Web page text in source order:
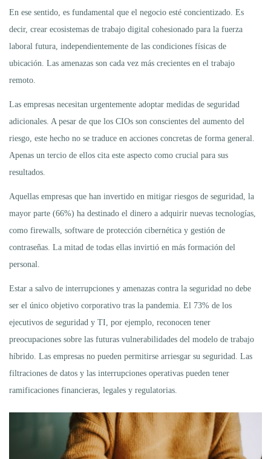
En ese sentido, es fundamental que el negocio esté concientizado. Es
decir, crear ecosistemas de trabajo digital cohesionado para la fuerza
laboral futura, independientemente de las condiciones físicas de
ubicación. Las amenazas son cada vez más crecientes en el trabajo
remoto.
Las empresas necesitan urgentemente adoptar medidas de seguridad
adicionales. A pesar de que los CIOs son conscientes del aumento del
riesgo, este hecho no se traduce en acciones concretas de forma general.
Apenas un tercio de ellos cita este aspecto como crucial para sus
resultados.
Aquellas empresas que han invertido en mitigar riesgos de seguridad, la
mayor parte (66%) ha destinado el dinero a adquirir nuevas tecnologías,
como firewalls, software de protección cibernética y gestión de
contraseñas. La mitad de todas ellas invirtió en más formación del
personal.
Estar a salvo de interrupciones y amenazas contra la seguridad no debe
ser el único objetivo corporativo tras la pandemia. El 73% de los
ejecutivos de seguridad y TI, por ejemplo, reconocen tener
preocupaciones sobre las futuras vulnerabilidades del modelo de trabajo
híbrido. Las empresas no pueden permitirse arriesgar su seguridad. Las
filtraciones de datos y las interrupciones operativas pueden tener
ramificaciones financieras, legales y regulatorias.